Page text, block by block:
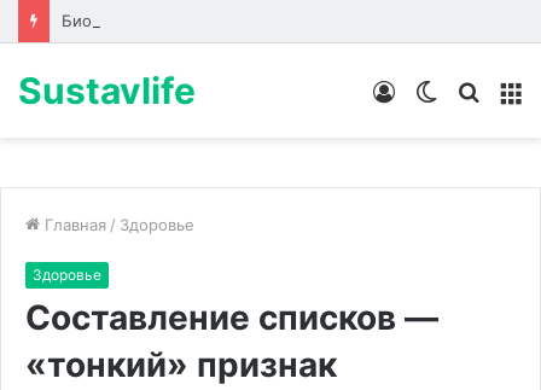
Sustavlife
Switch
Войти
Главная / Здоровье
Здоровье
Составление списков —
«тонкий» признак